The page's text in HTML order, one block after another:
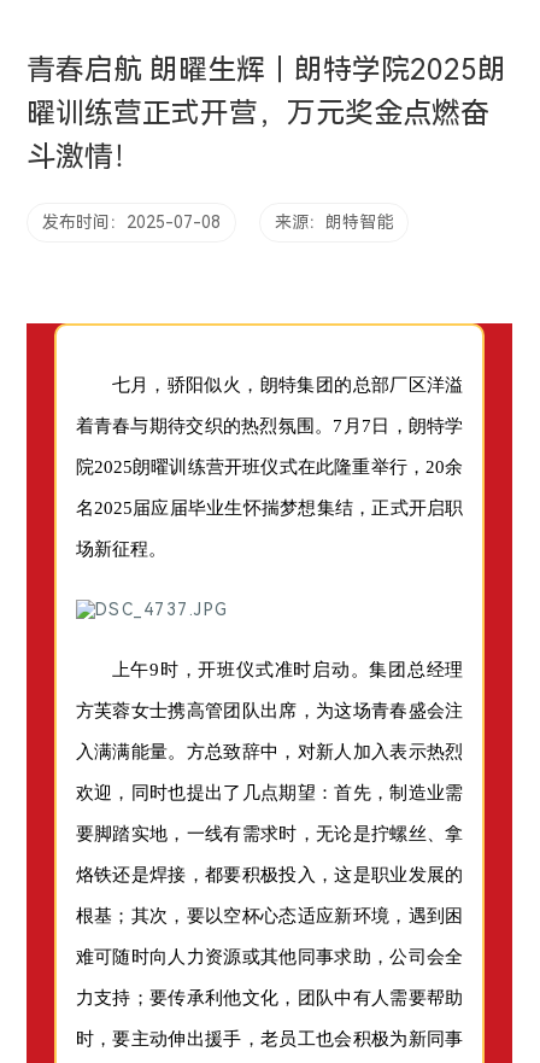
青春启航 朗曜生辉｜朗特学院2025朗
曜训练营正式开营，万元奖金点燃奋
斗激情！
发布时间：2025-07-08 来源：朗特智能
七月，骄阳似火，朗特集团的总部厂区洋溢
着青春与期待交织的热烈氛围。7月7日，朗特学
院2025朗曜训练营开班仪式在此隆重举行，20余
名2025届应届毕业生怀揣梦想集结，正式开启职
场新征程。
上午9时，开班仪式准时启动。集团总经理
方芙蓉女士携高管团队出席，为这场青春盛会注
入满满能量。方总致辞中，对新人加入表示热烈
欢迎，同时也提出了几点期望：首先，制造业需
要脚踏实地，一线有需求时，无论是拧螺丝、拿
烙铁还是焊接，都要积极投入，这是职业发展的
根基；其次，要以空杯心态适应新环境，遇到困
难可随时向人力资源或其他同事求助，公司会全
力支持；要传承利他文化，团队中有人需要帮助
时，要主动伸出援手，老员工也会积极为新同事